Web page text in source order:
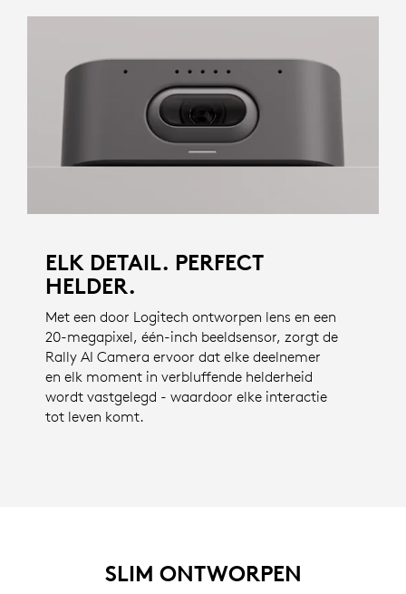
ELK DETAIL. PERFECT
HELDER.
Met een door Logitech ontworpen lens en een
20-megapixel, één-inch beeldsensor, zorgt de
Rally AI Camera ervoor dat elke deelnemer
en elk moment in verbluffende helderheid
wordt vastgelegd - waardoor elke interactie
tot leven komt.
SLIM ONTWORPEN